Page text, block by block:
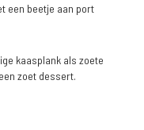
een beetje aan port
kaasplank als zoete
zoet dessert.